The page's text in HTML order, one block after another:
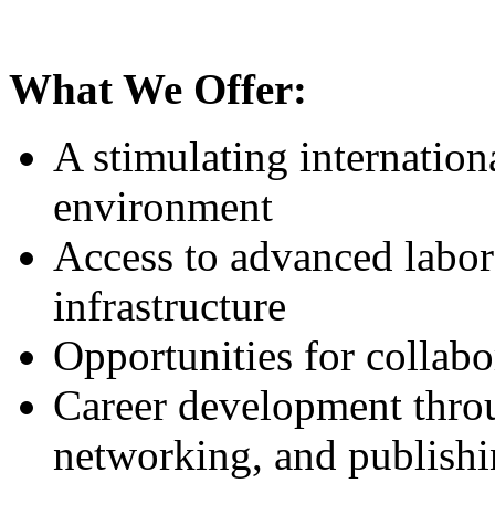
What We Offer:
A stimulating
environment
Access to advanced
infrastructure
Opportunities for
Career development
networking, and